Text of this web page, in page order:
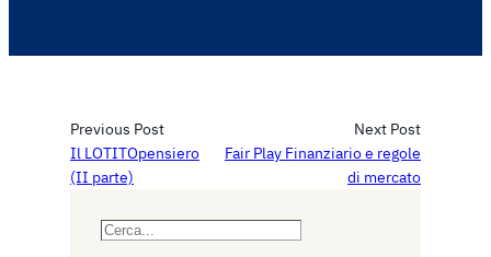
Previous Post
Il LOTITOpensiero
(II parte)
Next Post
Fair Play Finanziario e regole
di mercato
S